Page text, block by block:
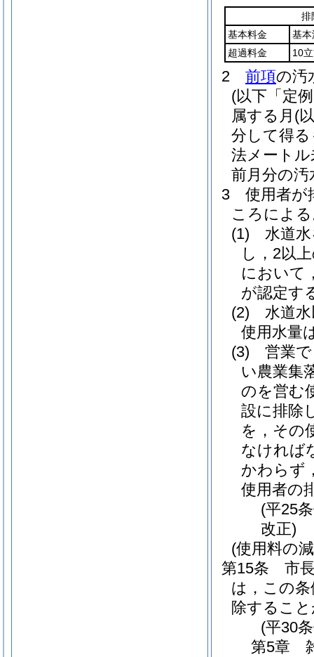
排
基本料金
基本
超過料金
10
2 前項の汚
(以下「定
属する月 (
分して得
法メート
前月分の
3
使用者が
ころによ
(1)
水道
し，2以
において
が認定す
(2)
水道
使用水量
(3)
営業
い農業集
のを営む
設に排除
を，その
なければ
かわらず
使用者の
(平25
改正)
(使用料の
第15条
市
は，この
除するこ
(平30
第5章